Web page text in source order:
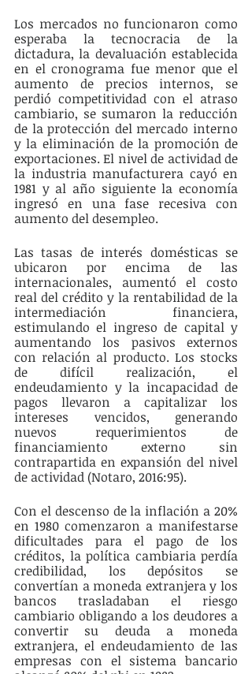
Los mercados no funcionaron como
esperaba la tecnocracia de la
dictadura, la devaluación establecida
en el cronograma fue menor que el
aumento de precios internos, se
perdió competitividad con el atraso
cambiario, se sumaron la reducción
de la protección del mercado interno
y la eliminación de la promoción de
exportaciones. El nivel de actividad de
la industria manufacturera cayó en
1981 y al año siguiente la economía
ingresó en una fase recesiva con
aumento del desempleo.
Las tasas de interés domésticas se
ubicaron por encima de las
internacionales, aumentó el costo
real del crédito y la rentabilidad de la
intermediación financiera,
estimulando el ingreso de capital y
aumentando los pasivos externos
con relación al producto. Los stocks
de difícil realización, el
endeudamiento y la incapacidad de
pagos llevaron a capitalizar los
intereses vencidos, generando
nuevos requerimientos de
financiamiento externo sin
contrapartida en expansión del nivel
de actividad (Notaro, 2016:95).
Con el descenso de la inflación a 20%
en 1980 comenzaron a manifestarse
dificultades para el pago de los
créditos, la política cambiaria perdía
credibilidad, los depósitos se
convertían a moneda extranjera y los
bancos trasladaban el riesgo
cambiario obligando a los deudores a
convertir su deuda a moneda
extranjera, el endeudamiento de las
empresas con el sistema bancario